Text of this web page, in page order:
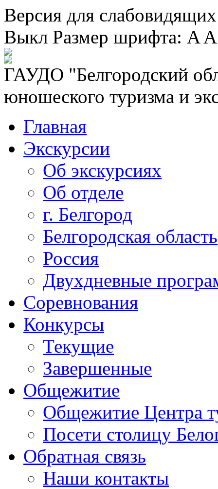
Версия для
Выкл Размер шрифта: A A
ГАУДО "Белгородский
юношеского туризма и
Главная
Экскурсии
Об экскурсиях
Об отделе
г. Белгород
Белгородская область
Россия
Двухдневные
Соревнования
Конкурсы
Текущие
Завершенные
Общежитие
Общежитие Центра
Посети столицу
Обратная связь
Наши контакты